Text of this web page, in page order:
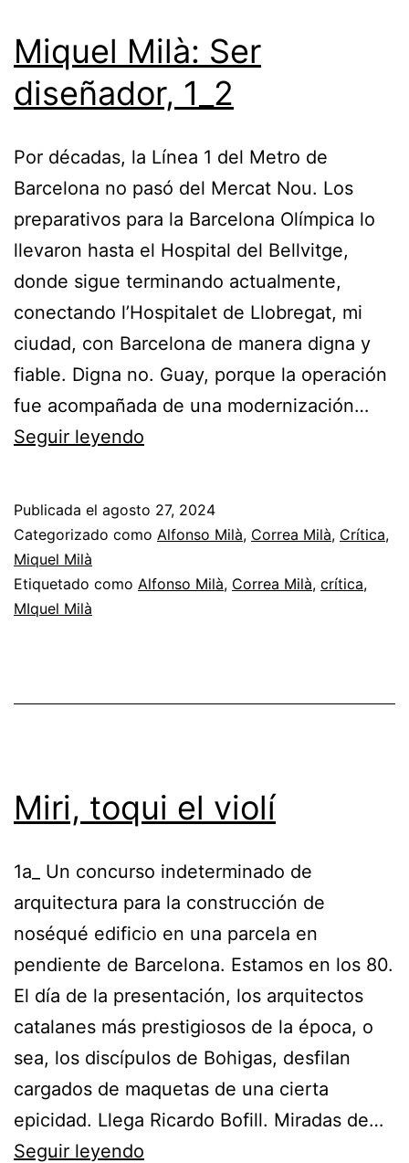
Miquel Milà: Ser
diseñador, 1_2
Por décadas, la Línea 1 del Metro de
Barcelona no pasó del Mercat Nou. Los
preparativos para la Barcelona Olímpica lo
llevaron hasta el Hospital del Bellvitge,
donde sigue terminando actualmente,
conectando l’Hospitalet de Llobregat, mi
ciudad, con Barcelona de manera digna y
fiable. Digna no. Guay, porque la operación
fue acompañada de una modernización…
Seguir leyendo
diseñador,
Publicada el agosto 27, 2024
Categorizado como Alfonso Milà, Correa Milà, Crítica,
Miquel Milà
Etiquetado como Alfonso Milà, Correa Milà, crítica,
MIquel Milà
Miri, toqui el violí
1a_ Un concurso indeterminado de
arquitectura para la construcción de
noséqué edificio en una parcela en
pendiente de Barcelona. Estamos en los 80.
El día de la presentación, los arquitectos
catalanes más prestigiosos de la época, o
sea, los discípulos de Bohigas, desfilan
cargados de maquetas de una cierta
epicidad. Llega Ricardo Bofill. Miradas de…
Seguir leyendo